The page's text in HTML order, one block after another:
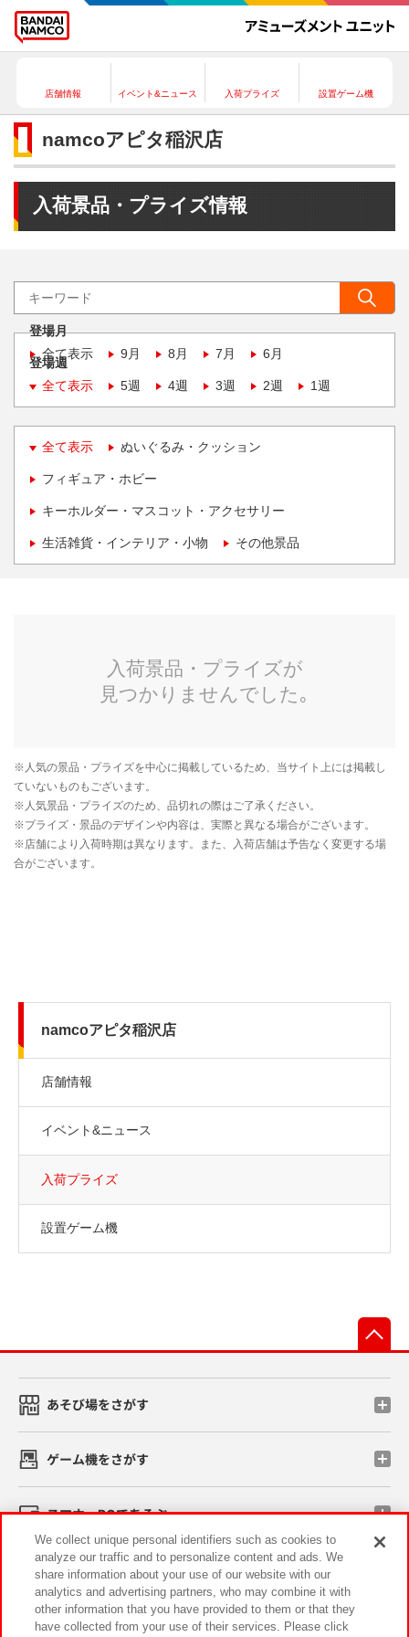
店舗情報 イベント&ニュース 入荷プライズ 設置ゲーム機
namcoアピタ稲沢店
入荷景品・プライズ情報
登場月
全て表示
9月 8月 7月 6月
登場週
全て表示
5週 4週 3週 2週 1週
全て表示 ぬいぐるみ・クッション
フィギュア・ホビー
キーホルダー・マスコット・アクセサリー
生活雑貨・インテリア・小物 その他景品
namcoアピタ稲沢店
店舗情報
イベント&ニュース
入荷プライズ
設置ゲーム機
あそび場をさがす
ゲーム機をさがす
スマホ・PCであそぶ
イベント・キャンペーン
We collect unique personal identifiers such as cookies to
analyze our traffic and to personalize content and ads. We
share information about your use of our website with our
analytics and advertising partners, who may combine it with
other information that you have provided to them or that they
have collected from your use of their services. Please click